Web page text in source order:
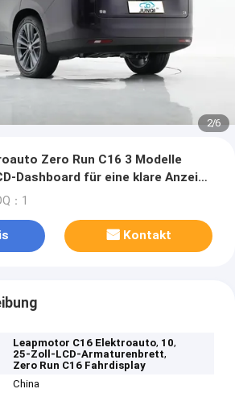
2/6
Zero Run C16 3 Modelle
Dashboard für eine klare Anzeige
：1
Kontakt
Leapmotor C16 Elektroauto, 10,
25-Zoll-LCD-Armaturenbrett,
Zero Run C16 Fahrdisplay
China